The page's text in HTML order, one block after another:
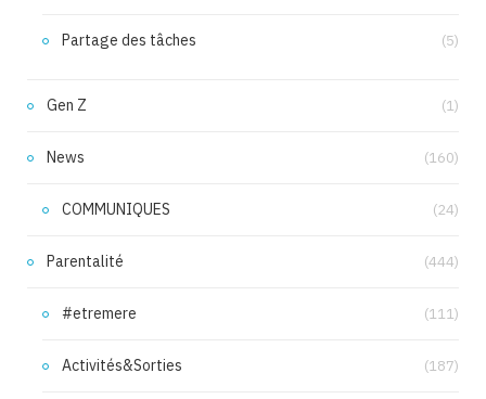
Partage des tâches (5)
Gen Z (1)
News (160)
COMMUNIQUES (24)
Parentalité (444)
#etremere (111)
Activités&Sorties (187)